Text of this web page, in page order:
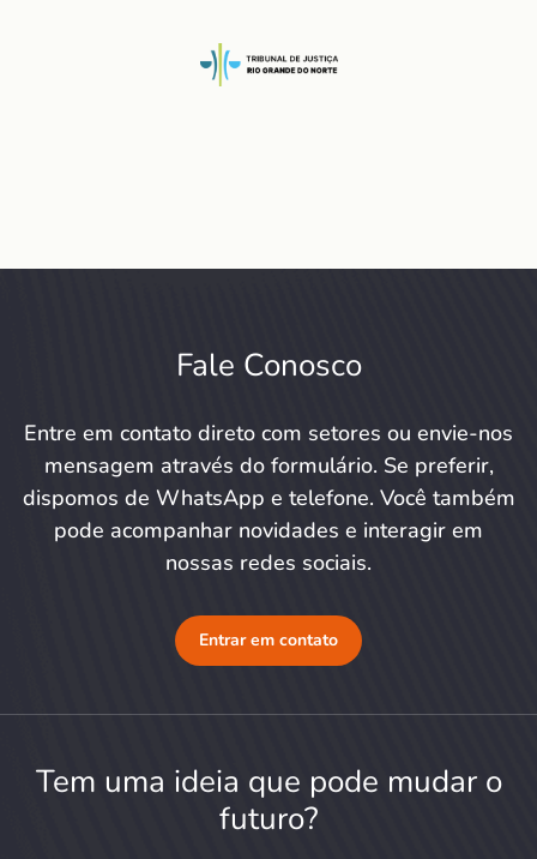
Fale Conosco
Entre em contato direto com setores ou envie-nos
mensagem através do formulário. Se preferir,
dispomos de WhatsApp e telefone. Você também
pode acompanhar novidades e interagir em
nossas redes sociais.
Entrar em contato
Tem uma ideia que pode mudar o
futuro?